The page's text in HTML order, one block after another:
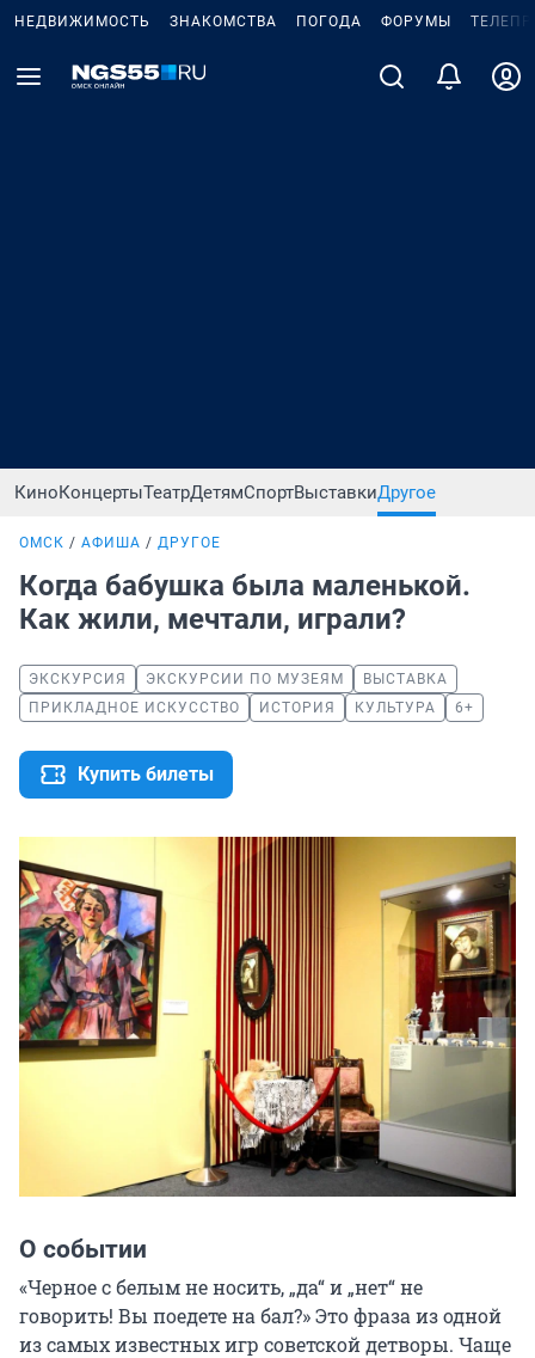
НЕДВИЖИМОСТЬ ЗНАКОМСТВА ПОГОДА ФОРУМЫ
КиноКонцертыТеатрДетямСпортВыставкиДругое
ОМСК АФИША ДРУГОЕ
Когда бабушка была маленькой.
Как жили, мечтали, играли?
ЭКСКУРСИЯ ЭКСКУРСИИ ПО МУЗЕЯМ
ВЫСТАВКА
ПРИКЛАДНОЕ ИСКУССТВО
ИСТОРИЯ КУЛЬТУРА 6+
Купить билеты
О событии
«Черное с белым не носить, „да“ и „нет“ не
говорить! Вы поедете на бал?» Это фраза из одной
из самых известных игр советской детворы. Чаще